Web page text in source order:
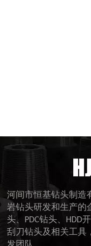
河间市恒基钻头制造
岩钻头研发和生产的
头、PDC钻头、HDD
刮刀钻头及相关工具